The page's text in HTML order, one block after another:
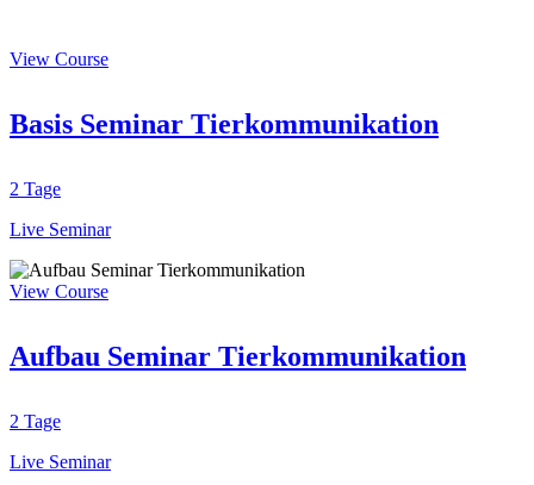
View Course
Basis Seminar Tierkommunikation
2 Tage
Live Seminar
View Course
Aufbau Seminar Tierkommunikation
2 Tage
Live Seminar